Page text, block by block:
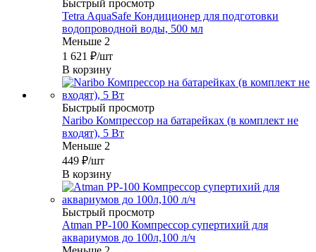
Быстрый просмотр
Tetra AquaSafe Кондиционер для подготовки
водопроводной воды, 500 мл
Меньше 2
1 621 ₽/шт
В корзину
Быстрый просмотр
Naribo Компрессор на батарейках (в комплект не
входят), 5 Вт
Меньше 2
449 ₽/шт
В корзину
Быстрый просмотр
Atman PP-100 Компрессор супертихий для
аквариумов до 100л,100 л/ч